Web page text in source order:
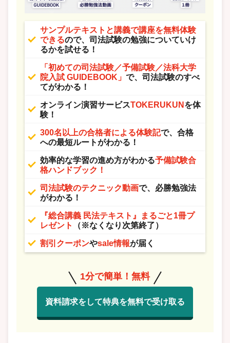
サンプルテキストと講義で講座を無料体験
できるので、 司法試験の勉強についていけ
るかを試せる！
「初めての司法試験／予備試験／法科大学
院入試 GUIDEBOOK」 で、司法試験のすべ
てがわかる！
オンライン演習サービスTOKERUKUN を体
験！
300名以上の合格者による体験記で、合格
への最短ルートがわかる！
効率的な学習の進め方がわかる予備試験合
格ハンドブック！
司法試験のテクニック動画で、必勝勉強法
がわかる！
『総合講義 民法テキスト』まるごと1冊プ
レゼント
（※なくなり次第終了）
割引クーポンやsale情報が届く
1分で簡単！無料
資料請求をして特典を無料で受け取る